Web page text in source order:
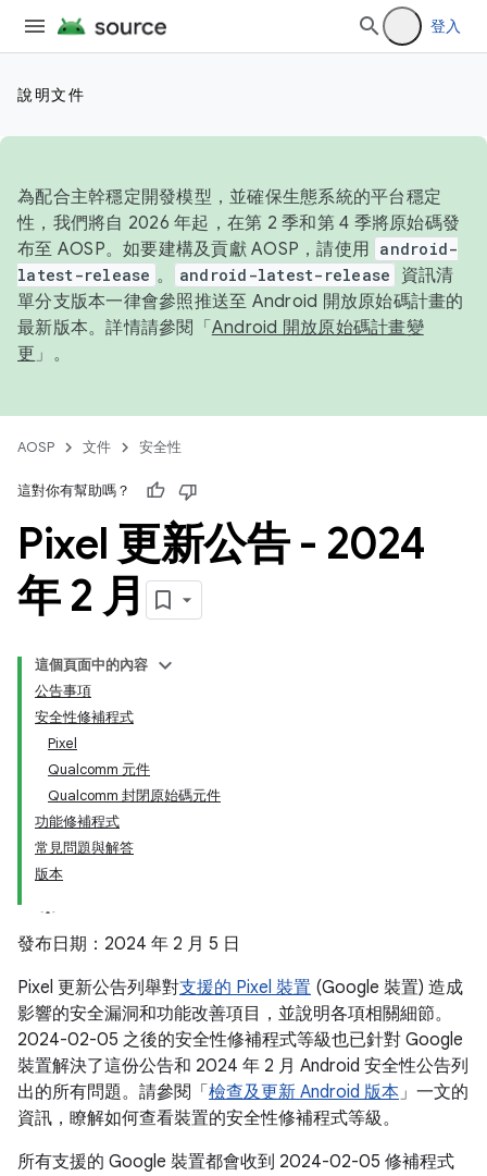
登入
說明文件
為配合主幹穩定開發模型，並確保生態系統的平台穩定
性，我們將自 2026 年起，在第 2 季和第 4 季將原始碼發
布至 AOSP。如要建構及貢獻 AOSP，請使用 android-
latest-release 。 android-latest-release
資訊清
單分支版本一律會參照推送至 Android 開放原始碼計畫的
最新版本。詳情請參閱「 Android 開放原始碼計畫變
更 」。
AOSP 文件 安全性
這對你有幫助嗎？
Pixel 更新公告 - 2024
年 2 月
這個頁面中的內容
公告事項
安全性修補程式
Pixel
Qualcomm 元件
Qualcomm 封閉原始碼元件
功能修補程式
常見問題與解答
版本
發布日期：2024 年 2 月 5 日
Pixel 更新公告列舉對支援的 Pixel 裝置 (Google 裝置) 造成
影響的安全漏洞和功能改善項目，並說明各項相關細節。
2024-02-05 之後的安全性修補程式等級也已針對 Google
裝置解決了這份公告和 2024 年 2 月 Android 安全性公告列
出的所有問題。請參閱「 檢查及更新 Android 版本」一文的
資訊，瞭解如何查看裝置的安全性修補程式等級。
所有支援的 Google 裝置都會收到 2024-02-05 修補程式